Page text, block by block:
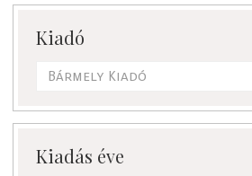
Kiadó
Bármely Kiadó
Kiadás éve